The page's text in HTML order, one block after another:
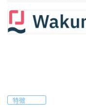
特徴